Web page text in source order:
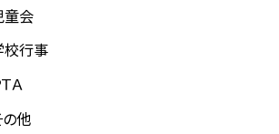
童会
校行事
Ａ
の他